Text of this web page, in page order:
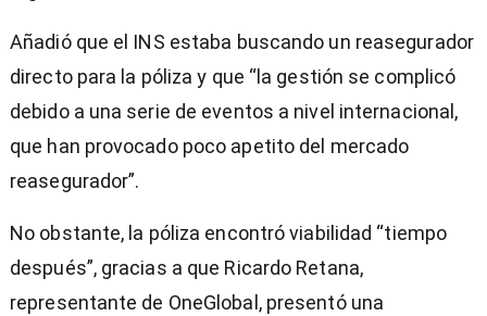
Añadió que el INS estaba buscando un reasegurador
directo para la póliza y que “la gestión se complicó
debido a una serie de eventos a nivel internacional,
que han provocado poco apetito del mercado
reasegurador”.
No obstante, la póliza encontró viabilidad “tiempo
después”, gracias a que Ricardo Retana,
representante de OneGlobal, presentó una